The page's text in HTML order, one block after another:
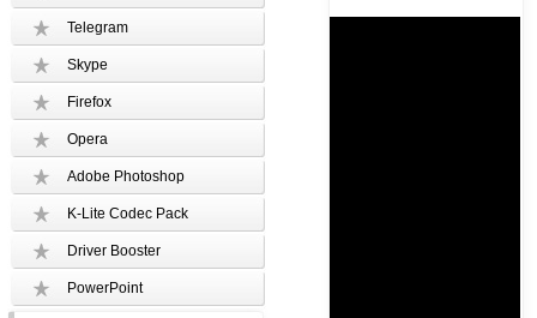
Telegram
Skype
Firefox
Opera
Adobe Photoshop
K-Lite Codec Pack
Driver Booster
PowerPoint